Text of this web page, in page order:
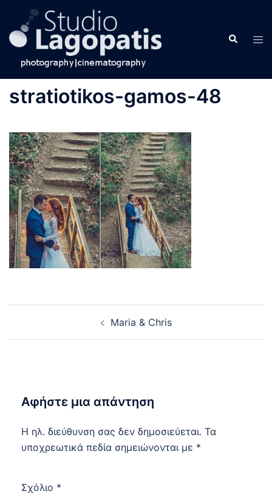
content
Search
stratiotikos-gamos-48
Maria & Chris
Αφήστε μια απάντηση
Η ηλ. διεύθυνση σας δεν δημοσιεύεται. Τα
υποχρεωτικά πεδία σημειώνονται με *
Σχόλιο *